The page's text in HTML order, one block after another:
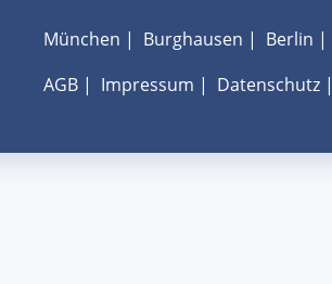
München | Burghausen | Berlin |
AGB| Impressum | Datenschutz|